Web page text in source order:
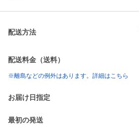
配送方法
配送料金（送料）
※離島などの例外はあります。詳細はこちら
お届け日指定
最初の発送